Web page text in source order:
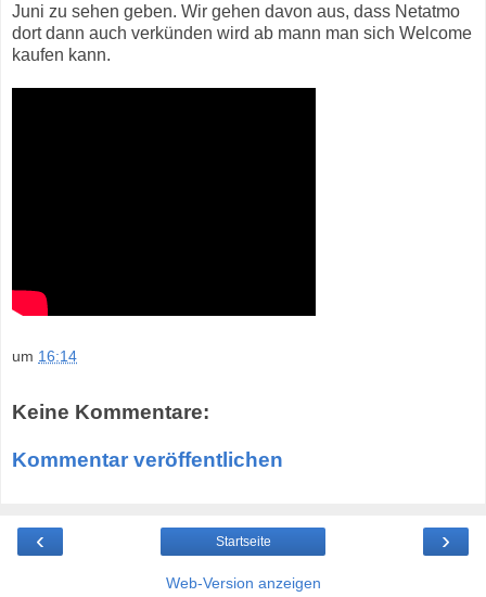
Juni zu sehen geben. Wir gehen davon aus, dass Netatmo
dort dann auch verkünden wird ab mann man sich Welcome
kaufen kann.
um 16:14
Keine Kommentare:
Kommentar veröffentlichen
‹ ›
Startseite
Web-Version anzeigen